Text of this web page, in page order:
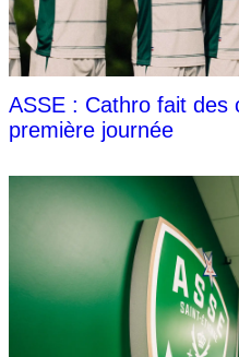
ASSE : Cathro fait des
première journée